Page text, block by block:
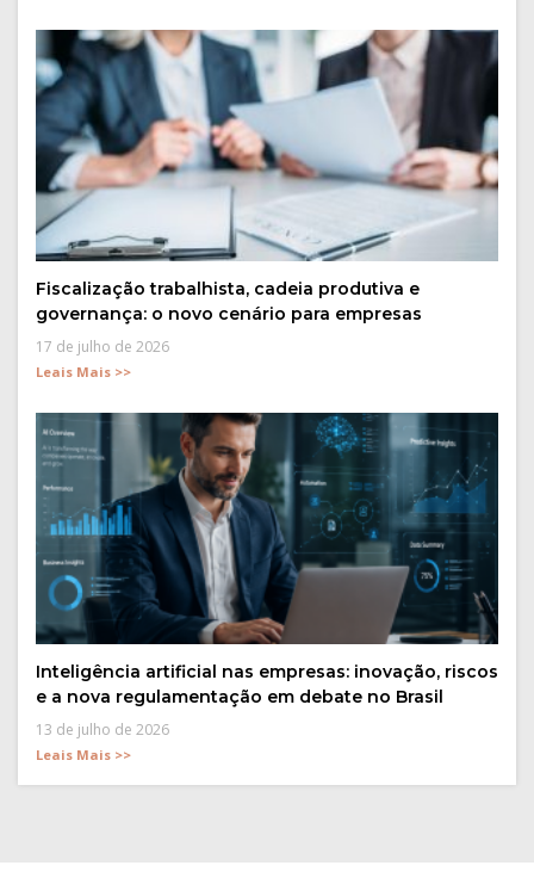
Fiscalização trabalhista, cadeia produtiva e
governança: o novo cenário para empresas
17 de julho de 2026
Leais Mais >>
Inteligência artificial nas empresas: inovação, riscos
e a nova regulamentação em debate no Brasil
13 de julho de 2026
Leais Mais >>